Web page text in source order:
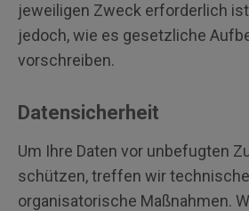
jeweiligen Zweck erforderlich
jedoch, wie es gesetzliche
vorschreiben.
Datensicherheit
Um Ihre Daten vor unbefugten
schützen, treffen wir
organisatorische Maßnahmen.